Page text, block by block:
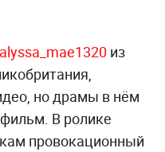
alyssa_mae1320из
но драмы в нём
В ролике
провокационный